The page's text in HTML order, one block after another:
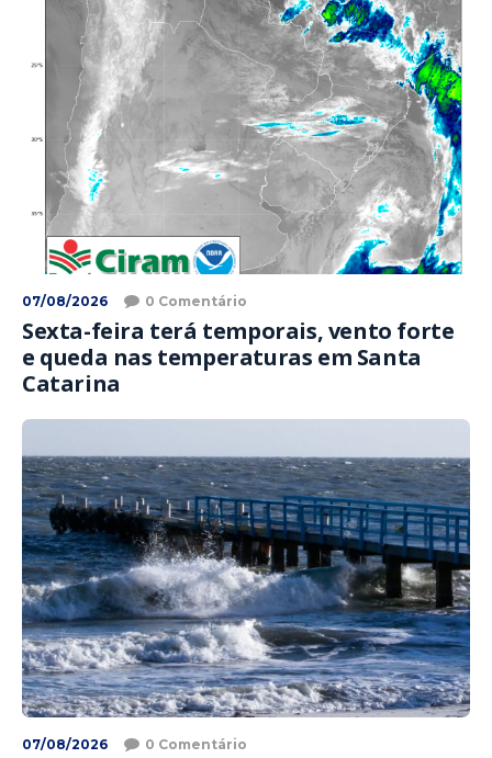
07/08/2026 0 Comentário
Sexta-feira terá temporais, vento forte
e queda nas temperaturas em Santa
Catarina
07/08/2026 0 Comentário